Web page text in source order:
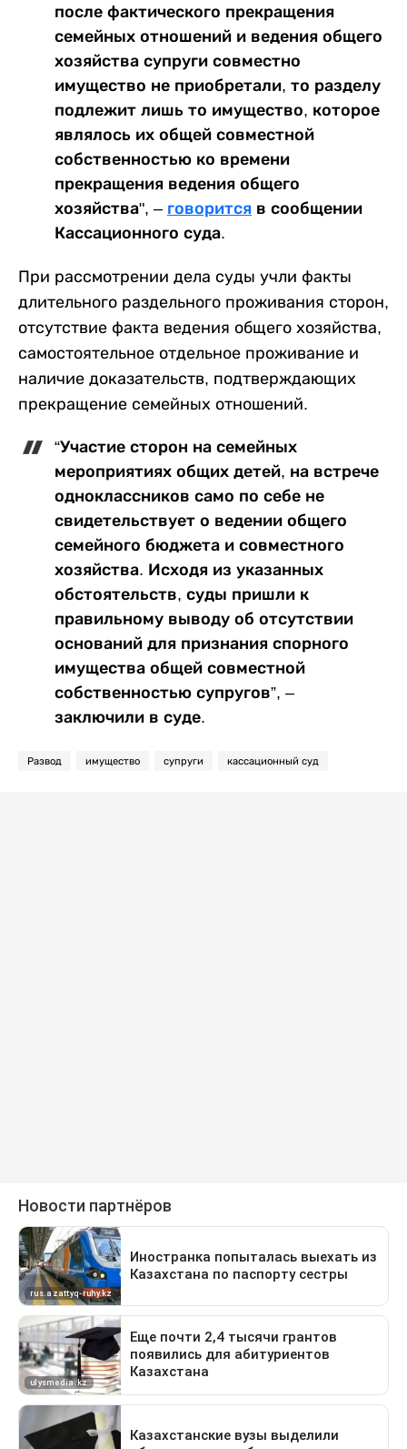
после фактического прекращения
семейных отношений и ведения общего
хозяйства супруги совместно
имущество не приобретали, то разделу
подлежит лишь то имущество, которое
являлось их общей совместной
собственностью ко времени
прекращения ведения общего
хозяйства", – говорится в сообщении
Кассационного суда.
При рассмотрении дела суды учли факты
длительного раздельного проживания сторон,
отсутствие факта ведения общего хозяйства,
самостоятельное отдельное проживание и
наличие доказательств, подтверждающих
прекращение семейных отношений.
“Участие сторон на семейных
мероприятиях общих детей, на встрече
одноклассников само по себе не
свидетельствует о ведении общего
семейного бюджета и совместного
хозяйства. Исходя из указанных
обстоятельств, суды пришли к
правильному выводу об отсутствии
оснований для признания спорного
имущества общей совместной
собственностью супругов”, –
заключили в суде.
Развод имущество супруги кассационный суд